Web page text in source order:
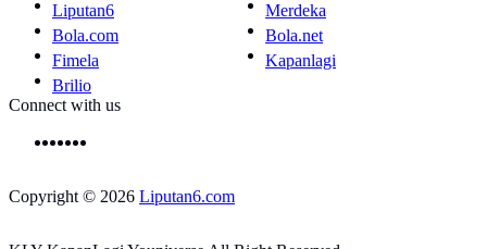
Liputan6
Merdeka
Bola.com
Bola.net
Fimela
Kapanlagi
Brilio
Connect with us
Copyright © 2026 Liputan6.com